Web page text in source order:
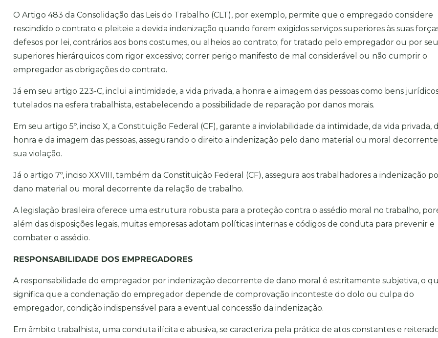
O Artigo 483 da Consolidação das Leis do Trabalho (CLT), por exemplo, permite que o empregado considere
rescindido o contrato e pleiteie a devida indenização quando forem exigidos serviços superiores às suas
defesos por lei, contrários aos bons costumes, ou alheios ao contrato; for tratado pelo empregador ou por
superiores hierárquicos com rigor excessivo; correr perigo manifesto de mal considerável ou não cumprir o
empregador as obrigações do contrato.
Já em seu artigo 223-C, inclui a intimidade, a vida privada, a honra e a imagem das pessoas como bens
tutelados na esfera trabalhista, estabelecendo a possibilidade de reparação por danos morais.
Em seu artigo 5º, inciso X, a Constituição Federal (CF), garante a inviolabilidade da intimidade, da vida privada,
honra e da imagem das pessoas, assegurando o direito a indenização pelo dano material ou moral
sua violação.
Já o artigo 7º, inciso XXVIII, também da Constituição Federal (CF), assegura aos trabalhadores a indenização
dano material ou moral decorrente da relação de trabalho.
A legislação brasileira oferece uma estrutura robusta para a proteção contra o assédio moral no trabalho,
além das disposições legais, muitas empresas adotam políticas internas e códigos de conduta para prevenir e
combater o assédio.
RESPONSABILIDADE DOS EMPREGADORES
A responsabilidade do empregador por indenização decorrente de dano moral é estritamente subjetiva, o
significa que a condenação do empregador depende de comprovação inconteste do dolo ou culpa do
empregador, condição indispensável para a eventual concessão da indenização.
Em âmbito trabalhista, uma conduta ilícita e abusiva, se caracteriza pela prática de atos constantes e